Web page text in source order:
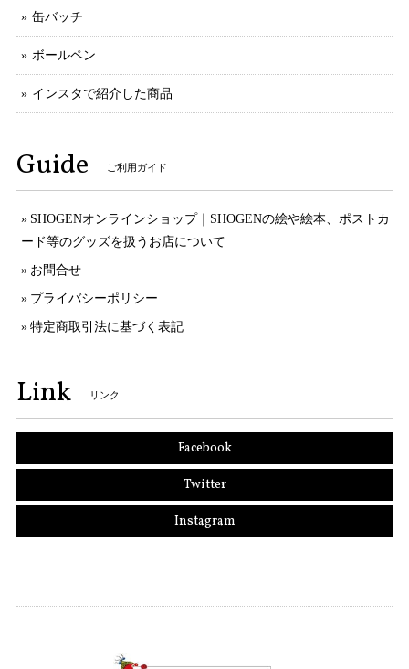
缶バッチ
ボールペン
インスタで紹介した商品
Guide ご利用ガイド
SHOGENオンラインショップ｜SHOGENの絵や絵本、ポストカ
ード等のグッズを扱うお店について
お問合せ
プライバシーポリシー
特定商取引法に基づく表記
Link リンク
Facebook
Twitter
Instagram